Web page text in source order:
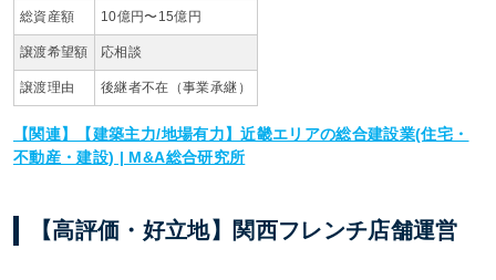
総資産額 10億円〜15億円
譲渡希望額 応相談
譲渡理由 後継者不在（事業承継）
【関連】【建築主力/地場有力】近畿エリアの総合建設業(住宅・
不動産・建設) | M&A総合研究所
【高評価・好立地】関西フレンチ店舗運営